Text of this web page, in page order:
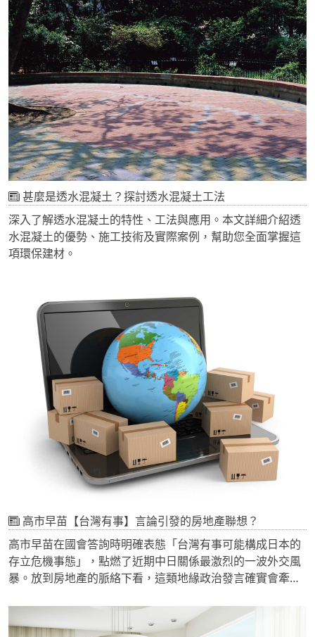
甚麼是透水混凝土？探討透水混凝土工法
深入了解透水混凝土的特性、工法與應用。本文詳細介紹透
水混凝土的優勢、施工技術及實際案例，幫助您全面掌握這
項環保建材。
高市早苗【台灣有事】言論引發的房地產聯想？
高市早苗在國會答詢時明確表態「台灣有事可能構成日本的
存立危機事態」，點燃了近期中日關係最激烈的一波外交風
暴。放到房地產的脈絡下看，這類地緣政治發言確實會牽動
事件的實際數據來看，它對房市的衝擊幅度屬於「短期、局
部、可預期」的等級，不是能讓房價結構性崩跌的力量。這